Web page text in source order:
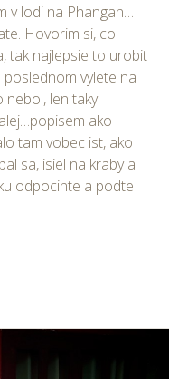
v lodi na Phangan…
Hovorim si, co
tak najlepsie to urobit
vylete na
nebol, len taky
ako
tam vobec ist, ako
sa, isiel na kraby a
odpocinte a podte